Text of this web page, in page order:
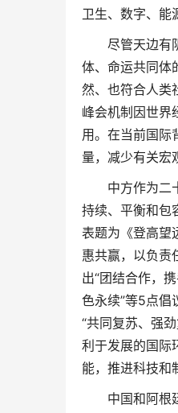
卫生、数字、能
尽管天边有
体、命运共同体
然、也符合人类
峰会机制因世界
用。在当前国际
量，减少有关宏
中方作为二
持续、平衡和包
表题为《登高望
惠共赢，以负责
出“团结合作，
色永续”等5点倡
“共同复苏、强
利于发展的国际
能，推进科技和
中国和阿根